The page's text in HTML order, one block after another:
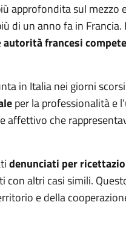
approfondita sul mezzo
di un anno fa in
autorità francesi
in Italia nei giorni
per la professionalità e
che
denunciati per
altri casi simili.
e della